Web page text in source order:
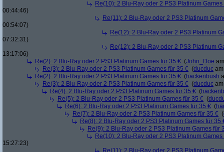
Re(10): 2 Blu-Ray oder 2 PS3 Platinum Games
00:44:46)
Re(11): 2 Blu-Ray oder 2 PS3 Platinum
00:54:07)
Re(12): 2 Blu-Ray oder 2 PS3 Platinum
07:32:31)
Re(12): 2 Blu-Ray oder 2 PS3 Platinum
13:17:06)
Re(2): 2 Blu-Ray oder 2 PS3 Platinum Games für 35 € (John_Doe
Re(3): 2 Blu-Ray oder 2 PS3 Platinum Games für 35 € (ducduc
Re(2): 2 Blu-Ray oder 2 PS3 Platinum Games für 35 € (hackenbush
Re(3): 2 Blu-Ray oder 2 PS3 Platinum Games für 35 € (ducduc
Re(4): 2 Blu-Ray oder 2 PS3 Platinum Games für 35 € (
Re(5): 2 Blu-Ray oder 2 PS3 Platinum Games für 35 € (
Re(6): 2 Blu-Ray oder 2 PS3 Platinum Games für 35 € (
Re(7): 2 Blu-Ray oder 2 PS3 Platinum Games für 35 € (
Re(8): 2 Blu-Ray oder 2 PS3 Platinum Games für 35
Re(9): 2 Blu-Ray oder 2 PS3 Platinum Games für
Re(10): 2 Blu-Ray oder 2 PS3 Platinum Games
15:27:23)
Re(11): 2 Blu-Ray oder 2 PS3 Platinum